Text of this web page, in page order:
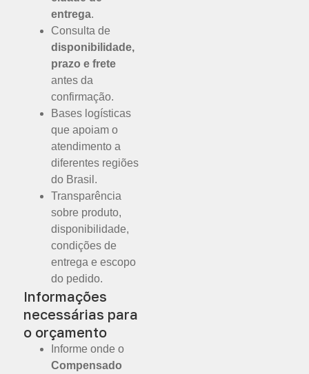
entrega.
Consulta de
disponibilidade,
prazo e frete
antes da
confirmação.
Bases logísticas
que apoiam o
atendimento a
diferentes regiões
do Brasil.
Transparência
sobre produto,
disponibilidade,
condições de
entrega e escopo
do pedido.
Informações
necessárias para
o orçamento
Informe onde o
Compensado